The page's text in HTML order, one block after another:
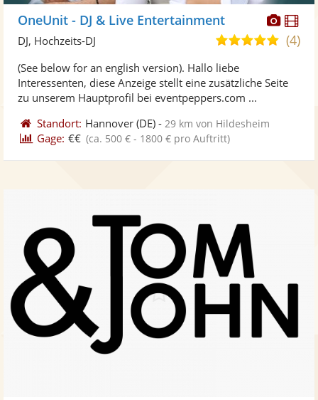
OneUnit - DJ & Live Entertainment
5,0(4)
DJ, Hochzeits-DJ
(See below for an english version). Hallo liebe
Interessenten, diese Anzeige stellt eine zusätzliche Seite
zu unserem Hauptprofil bei eventpeppers.com ...
Standort: Hannover (DE) - 29 km von Hildesheim
Gage: €€ (ca. 500 € - 1800 € pro Auftritt)